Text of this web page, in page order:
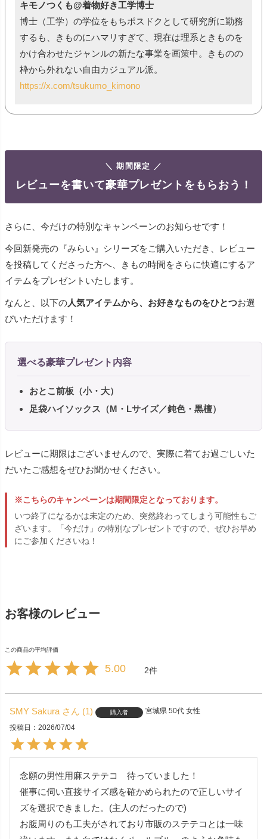
キモノつくも@着物好き工学博士
博士（工学）の学位をもちポスドクとして研究所に勤務
するも、きものにハマリすぎて、現在は理系ときものを
かけ合わせたジャンルの新たな事業を画策中。きものの
枠から外れない自由カジュアル派。
https://x.com/tsukumo_kimono
＼ 期間限定 ／
レビューを書いて豪華プレゼントをもらおう！
さらに、今だけの特別なキャンペーンのお知らせです！
今回新発売の『みらい』シリーズをご購入いただき、レビュー
を投稿してくださった方へ、きもの時間をさらに快適にするア
イテムをプレゼントいたします。
なんと、以下の人気アイテムから、お好きなものをひとつお選
びいただけます！
選べる豪華プレゼント内容
おとこ前板（小・大）
足袋ハイソックス（M・Lサイズ／鈍色・黒檀）
レビューに期限はございませんので、実際に着てお過ごしいた
だいたご感想をぜひお聞かせください。
※こちらのキャンペーンは期間限定となっております。
いつ終了になるかは未定のため、突然終わってしまう可能性もご
ざいます。「今だけ」の特別なプレゼントですので、ぜひお早め
にご参加くださいね！
お客様のレビュー
5.00 2
SMY Sakura 1 購入者 宮城県 50代 女性
投稿日
2026/07/04
念願の男性用麻ステテコ　待っていました！
催事に伺い直接サイズ感を確かめられたので正しいサイ
ズを選択できました。(主人のだったので)
お腹周りのも工夫がされており市販のステテコとは一味